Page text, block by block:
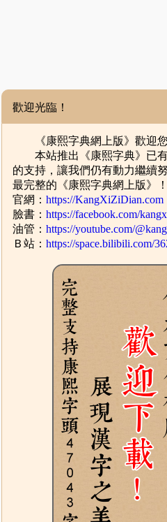
歡迎光臨！
《康熙字典網上版》歡迎您
本站推出《康熙字典》已有
的支持，讓我們仍有動力繼續
最完整的《康熙字典網上版》！
官網：https://KangXiZiDian.com
臉書：https://facebook.com/
油管：https://youtube.com/
Ｂ站：https://space.bilibili.com/